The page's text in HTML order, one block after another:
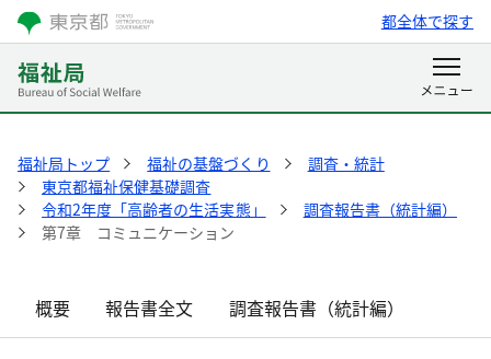
都全体で探す
福祉局トップ 福祉の基盤づくり
調査・統計
東京都福祉保健基礎調査
令和2年度「高齢者の生活実態」
調査報告書（統計編）
第7章 コミュニケーション
概要 報告書全文 調査報告書（統計編）